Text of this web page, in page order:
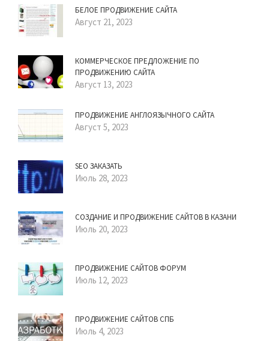
БЕЛОЕ ПРОДВИЖЕНИЕ САЙТА
Август 21, 2023
КОММЕРЧЕСКОЕ ПРЕДЛОЖЕНИЕ ПО
ПРОДВИЖЕНИЮ САЙТА
Август 13, 2023
ПРОДВИЖЕНИЕ АНГЛОЯЗЫЧНОГО САЙТА
Август 5, 2023
SEO ЗАКАЗАТЬ
Июль 28, 2023
СОЗДАНИЕ И ПРОДВИЖЕНИЕ САЙТОВ В КАЗАНИ
Июль 20, 2023
ПРОДВИЖЕНИЕ САЙТОВ ФОРУМ
Июль 12, 2023
ПРОДВИЖЕНИЕ САЙТОВ СПБ
Июль 4, 2023